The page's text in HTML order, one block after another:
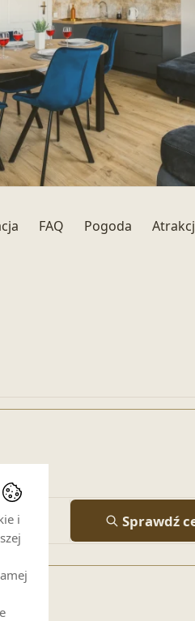
FAQ Pogoda
Sprawdź
i